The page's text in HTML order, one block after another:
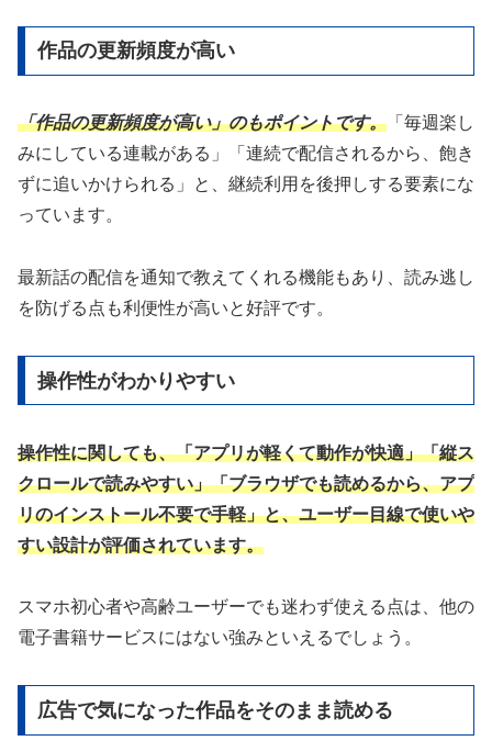
作品の更新頻度が高い
「作品の更新頻度が高い」のもポイントです。 「毎週楽し
みにしている連載がある」「連続で配信されるから、飽き
ずに追いかけられる」と、継続利用を後押しする要素にな
っています。
最新話の配信を通知で教えてくれる機能もあり、読み逃し
を防げる点も利便性が高いと好評です。
操作性がわかりやすい
操作性に関しても、「アプリが軽くて動作が快適」「縦ス
クロールで読みやすい」「ブラウザでも読めるから、アプ
リのインストール不要で手軽」と、ユーザー目線で使いや
すい設計が評価されています。
スマホ初心者や高齢ユーザーでも迷わず使える点は、他の
電子書籍サービスにはない強みといえるでしょう。
広告で気になった作品をそのまま読める